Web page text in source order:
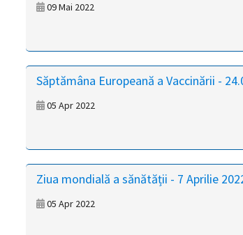
09 Mai 2022
Săptămâna Europeană a Vaccinării -
05 Apr 2022
Ziua mondială a sănătății - 7 Aprilie
05 Apr 2022